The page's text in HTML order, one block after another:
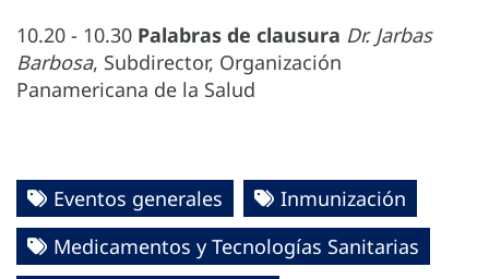
10.20 - 10.30 Palabras de clausura Dr. Jarbas
Barbosa, Subdirector, Organización
Panamericana de la Salud
Eventos generales
Inmunización
Medicamentos y Tecnologías Sanitarias